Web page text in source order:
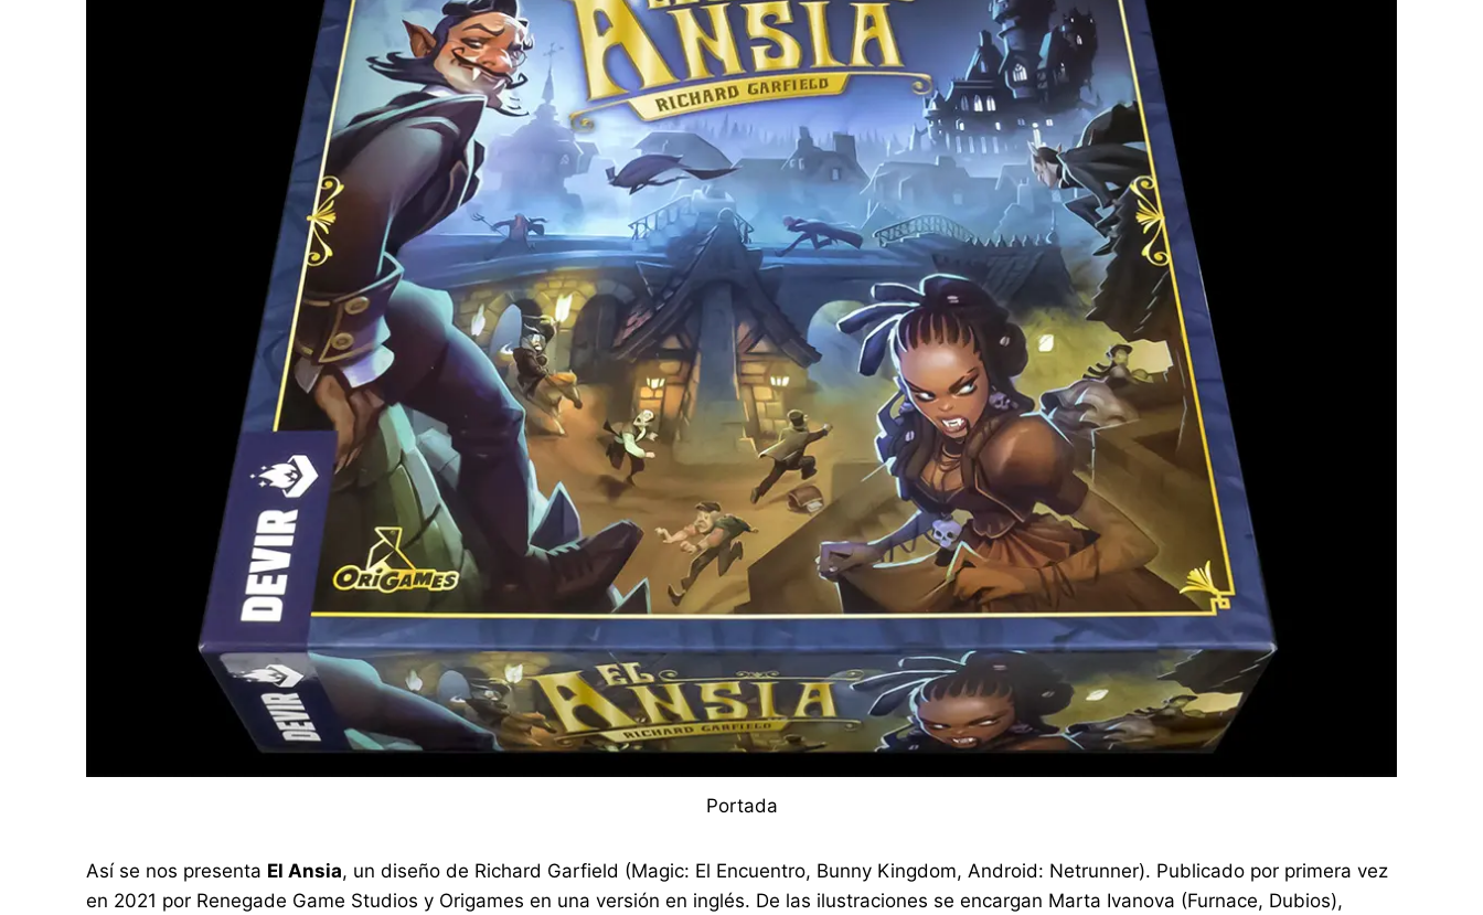
Portada
Así se nos presenta El Ansia, un diseño de Richard Garfield (Magic: El Encuentro, Bunny Kingdom, Android: Netrunner). Publicado por primera vez
en 2021 por Renegade Game Studios y Origames en una versión en inglés. De las ilustraciones se encargan Marta Ivanova (Furnace, Dubios),